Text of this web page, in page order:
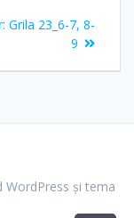
Articolul
Grila 23_6-7, 8-
9
și tema